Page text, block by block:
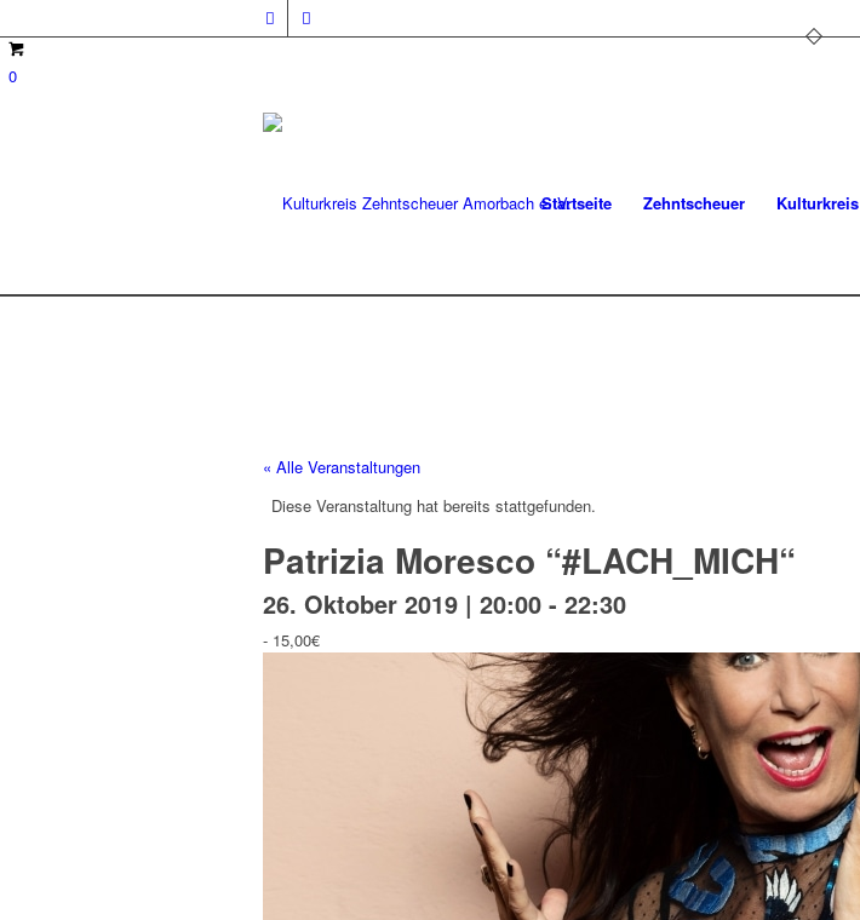
0
Startseite Zehntscheuer Kulturkreis
« Alle Veranstaltungen
Diese Veranstaltung hat bereits stattgefunden.
Patrizia Moresco “#LACH_MICH“
26. Oktober 2019 | 20:00 - 22:30
- 15,00€